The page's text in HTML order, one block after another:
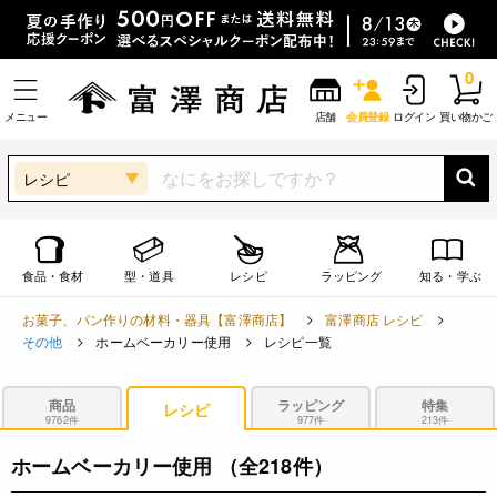
メニュー 店舗 会員登録 ログイン 買い物かご
0
レシピ
食品・食材 型・道具 レシピ ラッピング 知る・学ぶ
お菓子、パン作りの材料・器具【富澤商店】
富澤商店 レシピ
その他
ホームベーカリー使用 レシピ一覧
商品
9762件 レシピ ラッピング
977件
特集
213件
ホームベーカリー使用 （全218件）